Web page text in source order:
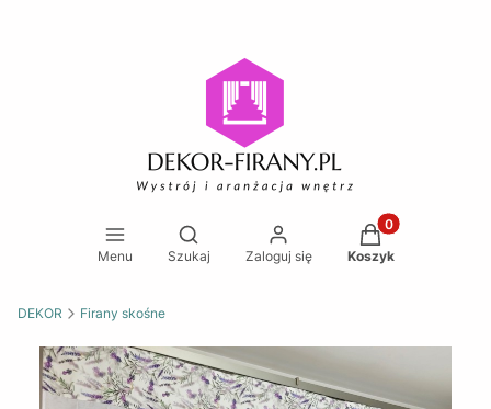
Menu
Otwórz wyszukiwarkę
Szukaj Zaloguj się
Produkty w
Koszyk
DEKOR Firany skośne